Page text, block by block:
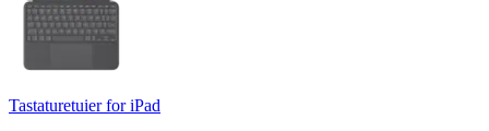
Tastaturetuier for iPad